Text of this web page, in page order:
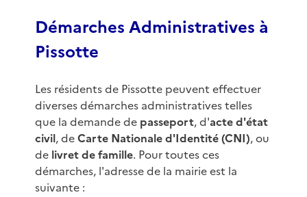
Démarches Administratives à
Pissotte
Les résidents de Pissotte peuvent effectuer
diverses démarches administratives telles
que la demande de passeport, d'acte d'état
civil, deCarte Nationale d'Identité (CNI), ou
de livret de famille. Pour toutes ces
démarches, l'adresse de la mairie est la
suivante :